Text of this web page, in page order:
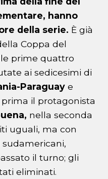
hanno
della serie. È già
Coppa del
prime quattro
ai sedicesimi di
Paraguay e
il protagonista
nella seconda
uguali, ma con
il turno; gli
eliminati.